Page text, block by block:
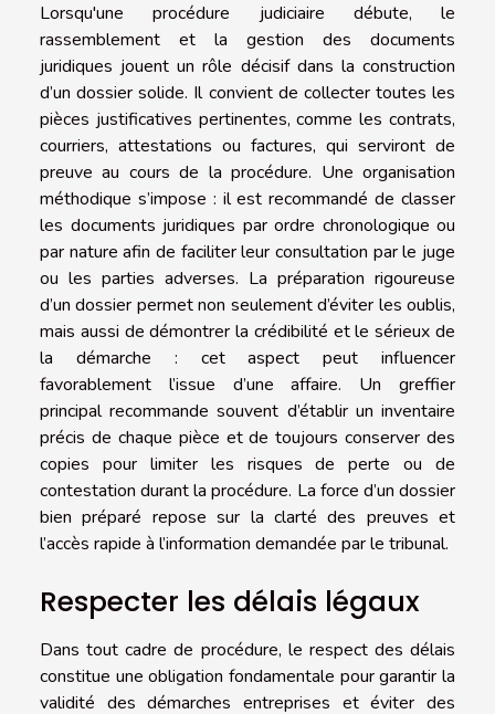
Lorsqu'une procédure judiciaire débute, le
rassemblement et la gestion des documents
juridiques jouent un rôle décisif dans la construction
d’un dossier solide. Il convient de collecter toutes les
pièces justificatives pertinentes, comme les contrats,
courriers, attestations ou factures, qui serviront de
preuve au cours de la procédure. Une organisation
méthodique s’impose : il est recommandé de classer
les documents juridiques par ordre chronologique ou
par nature afin de faciliter leur consultation par le juge
ou les parties adverses. La préparation rigoureuse
d’un dossier permet non seulement d’éviter les oublis,
mais aussi de démontrer la crédibilité et le sérieux de
la démarche : cet aspect peut influencer
favorablement l’issue d’une affaire. Un greffier
principal recommande souvent d’établir un inventaire
précis de chaque pièce et de toujours conserver des
copies pour limiter les risques de perte ou de
contestation durant la procédure. La force d’un dossier
bien préparé repose sur la clarté des preuves et
l’accès rapide à l’information demandée par le tribunal.
Respecter les délais légaux
Dans tout cadre de procédure, le respect des délais
constitue une obligation fondamentale pour garantir la
validité des démarches entreprises et éviter des